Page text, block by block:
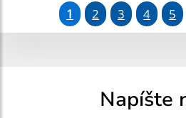
1 2 3 4 5
Napíšte